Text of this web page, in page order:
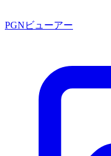
PGNビューアー